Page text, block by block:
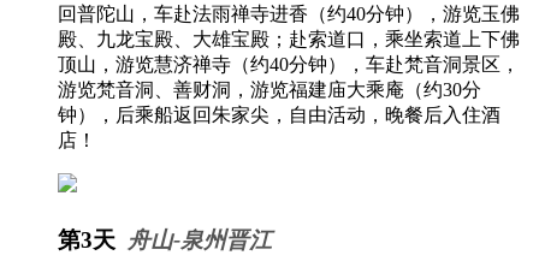
回普陀山，车赴法雨禅寺进香（约40分钟），游览玉佛
殿、九龙宝殿、大雄宝殿；赴索道口，乘坐索道上下佛
顶山，游览慧济禅寺（约40分钟），车赴梵音洞景区，
游览梵音洞、善财洞，游览福建庙大乘庵（约30分
钟），后乘船返回朱家尖，自由活动，晚餐后入住酒
店！
第3天 舟山-泉州晋江